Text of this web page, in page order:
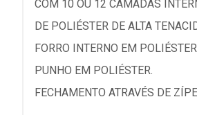
COM 10 OU 12 CAMADAS
DE POLIÉSTER DE ALTA
FORRO INTERNO EM
PUNHO EM POLIÉSTER.
FECHAMENTO ATRAVÉS DE